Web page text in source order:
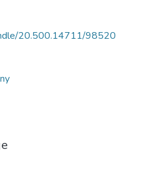
20.500.14711/98520